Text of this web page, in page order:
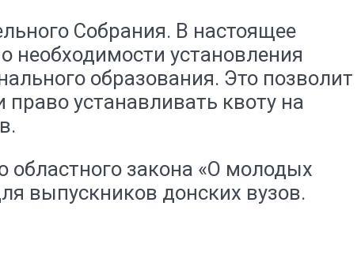
Собрания. В настоящее
необходимости установления
образования. Это позволит
устанавливать квоту на
областного закона «О молодых
выпускников донских вузов.